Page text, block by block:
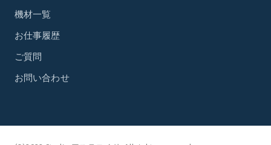
機材一覧
お仕事履歴
ご質問
お問い合わせ